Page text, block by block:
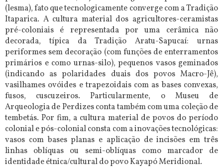
(lesma), fato que tecnologicamente converge com a Tradição
Itaparica. A cultura material dos agricultores-ceramistas
pré-coloniais é representada por uma cerâmica não
decorada, típica da Tradição Aratu-Sapucaí: urnas
periformes sem decoração (com funções de enterramentos
primários e como urnas-silo), pequenos vasos geminados
(indicando as polaridades duais dos povos Macro-Jê),
vasilhames ovóides e trapezoidais com as bases convexas,
fusos, cuscuzeiros. Particularmente, o Museu de
Arqueologia de Perdizes conta também com uma coleção de
tembetás. Por fim, a cultura material de povos do período
colonial e pós-colonial consta com a inovações tecnológicas:
vasos com bases planas e aplicação de incisões em três
linhas oblíquas ou semi-oblíquas como marcador de
identidade étnica/cultural do povo Kayapó Meridional.